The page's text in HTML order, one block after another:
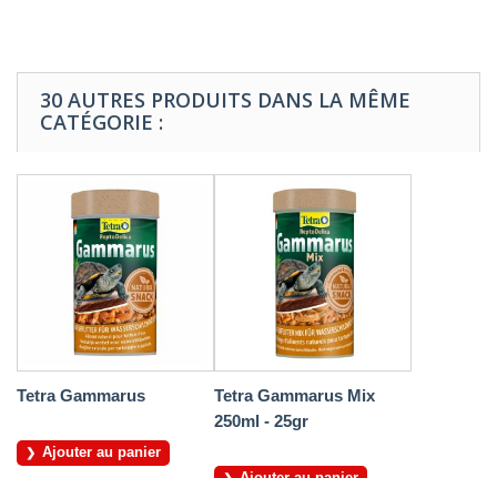
30 AUTRES PRODUITS DANS LA MÊME
CATÉGORIE :
Tetra Gammarus
Ajouter au panier
Tetra Gammarus Mix
250ml - 25gr